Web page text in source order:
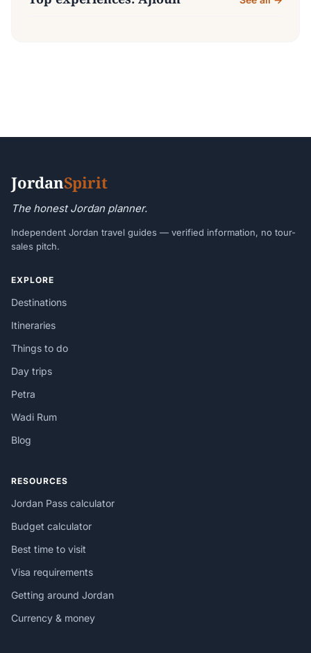
JordanSpirit
The honest Jordan planner.
Independent Jordan travel guides — verified information, no tour-
sales pitch.
EXPLORE
Destinations
Itineraries
Things to do
Day trips
Petra
Wadi Rum
Blog
RESOURCES
Jordan Pass calculator
Budget calculator
Best time to visit
Visa requirements
Getting around Jordan
Currency & money